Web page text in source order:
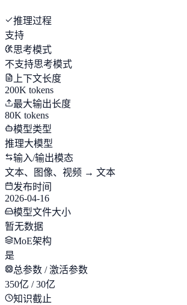
推理过程
支持
思考模式
不支持思考模式
上下文长度
200K tokens
最大输出长度
80K tokens
模型类型
推理大模型
输入/输出模态
文本、图像、视频 → 文本
发布时间
2026-04-16
模型文件大小
暂无数据
MoE架构
是
总参数 / 激活参数
350亿 / 30亿
知识截止